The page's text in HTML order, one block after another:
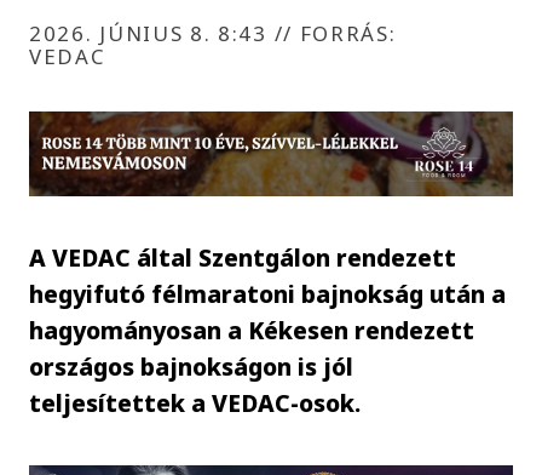
2026. JÚNIUS 8. 8:43 // FORRÁS:
VEDAC
A VEDAC által Szentgálon rendezett
hegyifutó félmaratoni bajnokság után a
hagyományosan a Kékesen rendezett
országos bajnokságon is jól
teljesítettek a VEDAC-osok.